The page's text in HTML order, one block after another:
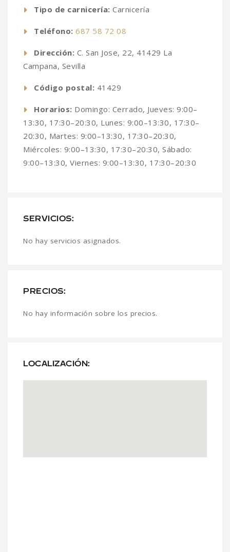
Tipo de carnicería: Carnicería
Teléfono: 687 58 72 08
Dirección: C. San Jose, 22, 41429 La
Campana, Sevilla
Código postal: 41429
Horarios: Domingo: Cerrado, Jueves: 9:00–
13:30, 17:30–20:30, Lunes: 9:00–13:30, 17:30–
20:30, Martes: 9:00–13:30, 17:30–20:30,
Miércoles: 9:00–13:30, 17:30–20:30, Sábado:
9:00–13:30, Viernes: 9:00–13:30, 17:30–20:30
SERVICIOS:
No hay servicios asignados.
PRECIOS:
No hay información sobre los precios.
LOCALIZACIÓN: